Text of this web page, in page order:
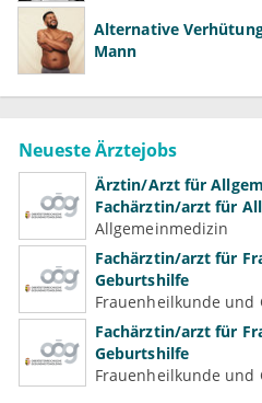
Alternative
Mann
Neueste Ärztejobs
Ärztin/Arzt für
Fachärztin/arzt für
Familienmedizin für
Allgemeinmedizin
Fachärztin/arzt für
Geburtshilfe
Frauenheilkunde und
Fachärztin/arzt für
Geburtshilfe
Frauenheilkunde und